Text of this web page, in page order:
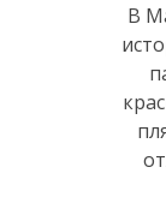
В